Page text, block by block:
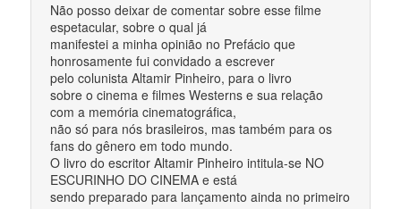
Não posso deixar de comentar sobre esse filme
espetacular, sobre o qual já
manifestei a minha opinião no Prefácio que
honrosamente fui convidado a escrever
pelo colunista Altamir Pinheiro, para o livro
sobre o cinema e filmes Westerns e sua relação
com a memória cinematográfica,
não só para nós brasileiros, mas também para os
fans do gênero em todo mundo.
O livro do escritor Altamir Pinheiro intitula-se NO
ESCURINHO DO CINEMA e está
sendo preparado para lançamento ainda no primeiro